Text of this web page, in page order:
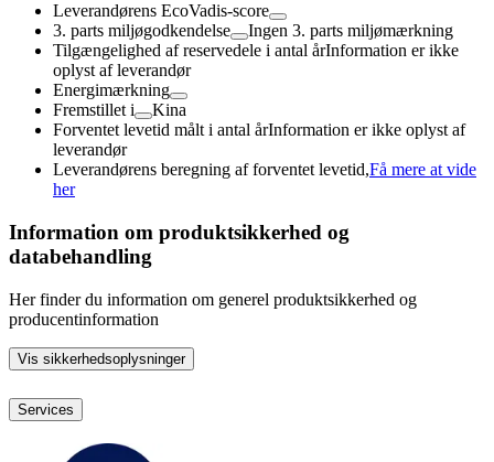
Leverandørens EcoVadis-score
3. parts miljøgodkendelse
Ingen 3. parts miljømærkning
Tilgængelighed af reservedele i antal årInformation er ikke
oplyst af leverandør
Energimærkning
Fremstillet i
Kina
Forventet levetid målt i antal årInformation er ikke oplyst af
leverandør
Leverandørens beregning af forventet levetid,Få mere at vide
her
Information om produktsikkerhed og
databehandling
Her finder du information om generel produktsikkerhed og
producentinformation
Vis sikkerhedsoplysninger
Services